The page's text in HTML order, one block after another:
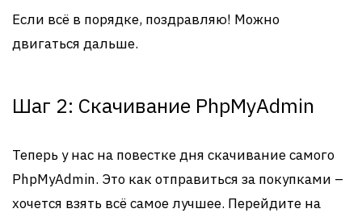
Если всё в порядке, поздравляю! Можно
двигаться дальше.
Шаг 2: Скачивание PhpMyAdmin
Теперь у нас на повестке дня скачивание самого
PhpMyAdmin. Это как отправиться за покупками –
хочется взять всё самое лучшее. Перейдите на